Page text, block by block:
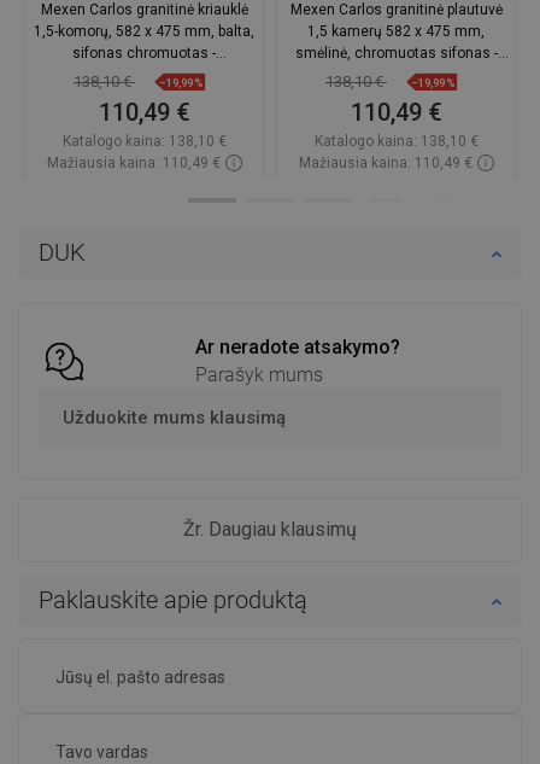
DUK
Ar neradote atsakymo?
Parašyk mums
Užduokite mums klausimą
Žr. Daugiau klausimų
Paklauskite apie produktą
Mexen Carlos granitinė kriauklė
1,5-komorų, 582 x 475 mm, balta,
sifonas chromuotas -
6518581500-20
138,10 € −19,99%
110,49 €
Katalogo kaina: 138,10 €
Mažiausia kaina: 110,49 €
Mexen Carlos granitinė plautuvė
1,5 kamerų 582 x 475 mm,
smėlinė, chromuotas sifonas -
6518581500-69
138,10 € −19,99%
110,49 €
Katalogo kaina: 138,10 €
Mažiausia kaina: 110,49 €